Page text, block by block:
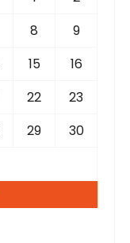
8
9
15
16
22
23
29
30